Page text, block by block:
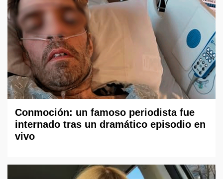
Conmoción: un famoso periodista fue
internado tras un dramático episodio en
vivo